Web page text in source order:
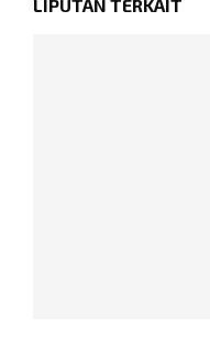
LIPUTAN TERKAIT